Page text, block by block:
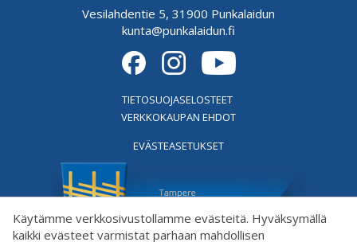
Käytämme verkkosivustollamme evästeitä. Hyväksymällä
kaikki evästeet varmistat parhaan mahdollisen
Vesilahdentie 5, 31900 Punkalaidun
kunta@punkalaidun.fi
TIETOSUOJASELOSTEET
VERKKOKAUPAN EHDOT
EVÄSTEASETUKSET